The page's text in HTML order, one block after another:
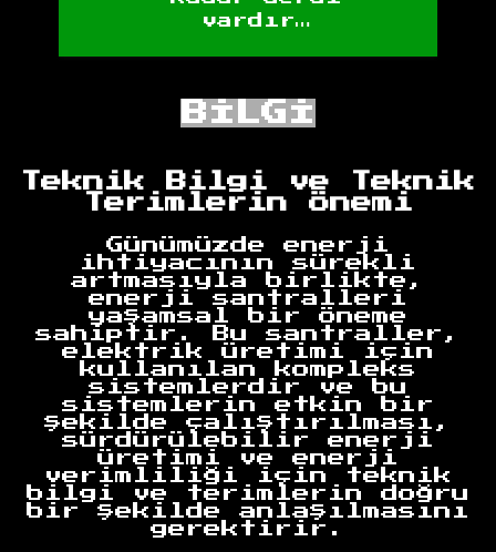
vardır…
BİLGİ
Teknik Bilgi ve Teknik
Terimlerin Önemi
Günümüzde enerji
ihtiyacının sürekli
artmasıyla birlikte,
enerji santralleri
yaşamsal bir öneme
sahiptir. Bu santraller,
elektrik üretimi için
kullanılan kompleks
sistemlerdir ve bu
sistemlerin etkin bir
şekilde çalıştırılması,
sürdürülebilir enerji
üretimi ve enerji
verimliliği için teknik
bilgi ve terimlerin doğru
bir şekilde anlaşılmasını
gerektirir.